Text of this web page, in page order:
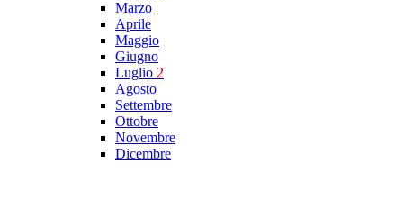
Marzo
Aprile
Maggio
Giugno
Luglio 2
Agosto
Settembre
Ottobre
Novembre
Dicembre